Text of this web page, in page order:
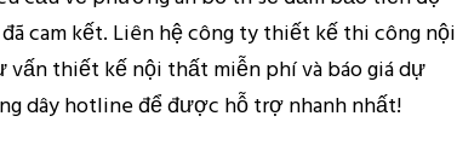
cam kết. Liên hệ công ty thiết kế thi công nội
vấn thiết kế nội thất miễn phí và báo giá dự
dây hotline để được hỗ trợ nhanh nhất!